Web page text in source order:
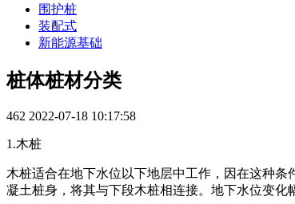
围护桩
装配式
新能源基础
桩体桩材分类
462 2022-07-18 10:17:58
1.木桩
木桩适合在地下水位以下地层中工作，因在这种
凝土桩身，将其与下段木桩相连接。地下水位变化